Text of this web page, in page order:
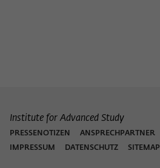
Institute for Advanced Study
PRESSENOTIZEN ANSPRECHPARTNER
IMPRESSUM
DATENSCHUTZ SITEMAP